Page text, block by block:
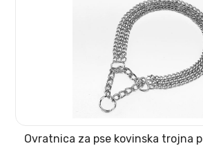
Ovratnica za pse kovinska trojna